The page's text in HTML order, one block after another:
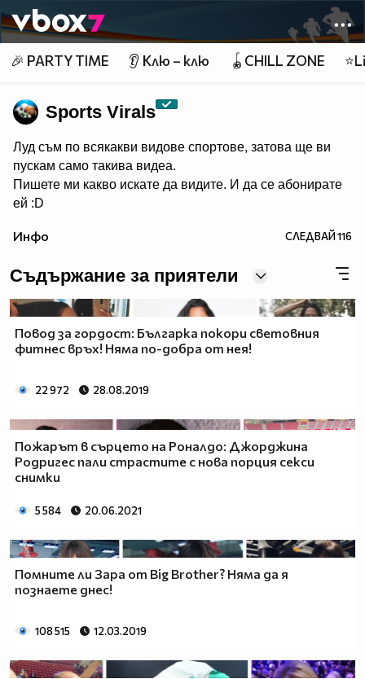
👾
🎉 PARTY TIME 👂 Клю – клю 🪀CHILL ZONE
Sports Virals
Луд съм по всякакви видове спортове, затова ще ви
пускам само такива видеа.
Пишете ми какво искате да видите. И да се абонирате
ей :D
Инфо СЛЕДВАЙ116
Съдържание за приятели
Повод за гордост: Българка покори световния
фитнес връх! Няма по-добра от нея!
22 972 28.08.2019
Пожарът в сърцето на Роналдо: Джорджина
Родригес пали страстите с нова порция секси
снимки
5 584 20.06.2021
Помните ли Зара от Big Brother? Няма да я
познаете днес!
108 515 12.03.2019